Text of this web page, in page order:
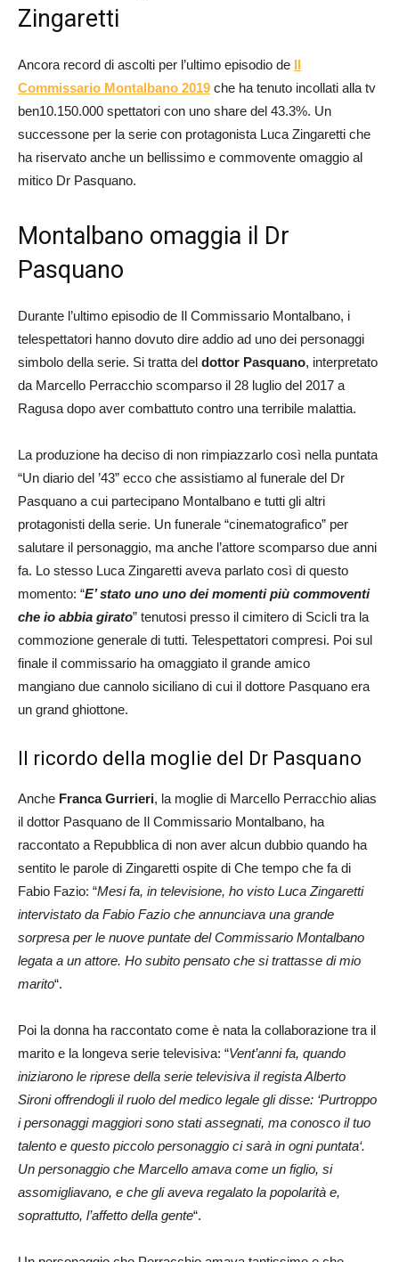
Zingaretti
Ancora record di ascolti per l’ultimo episodio de Il
Commissario Montalbano 2019 che ha tenuto incollati alla tv
ben10.150.000 spettatori con uno share del 43.3%. Un
successone per la serie con protagonista Luca Zingaretti che
ha riservato anche un bellissimo e commovente omaggio al
mitico Dr Pasquano.
Montalbano omaggia il Dr
Pasquano
Durante l’ultimo episodio de Il Commissario Montalbano, i
telespettatori hanno dovuto dire addio ad uno dei personaggi
simbolo della serie. Si tratta del dottor Pasquano, interpretato
da Marcello Perracchio scomparso il 28 luglio del 2017 a
Ragusa dopo aver combattuto contro una terribile malattia.
La produzione ha deciso di non rimpiazzarlo così nella puntata
“Un diario del ’43” ecco che assistiamo al funerale del Dr
Pasquano a cui partecipano Montalbano e tutti gli altri
protagonisti della serie. Un funerale “cinematografico” per
salutare il personaggio, ma anche l’attore scomparso due anni
fa. Lo stesso Luca Zingaretti aveva parlato così di questo
momento: “E’ stato uno uno dei momenti più commoventi
che io abbia girato” tenutosi presso il cimitero di Scicli tra la
commozione generale di tutti. Telespettatori compresi. Poi sul
finale il commissario ha omaggiato il grande amico
mangiano due cannolo siciliano di cui il dottore Pasquano era
un grand ghiottone.
Il ricordo della moglie del Dr Pasquano
Anche Franca Gurrieri, la moglie di Marcello Perracchio alias
il dottor Pasquano de Il Commissario Montalbano, ha
raccontato a Repubblica di non aver alcun dubbio quando ha
sentito le parole di Zingaretti ospite di Che tempo che fa di
Fabio Fazio: “Mesi fa, in televisione, ho visto Luca Zingaretti
intervistato da Fabio Fazio che annunciava una grande
sorpresa per le nuove puntate del Commissario Montalbano
legata a un attore. Ho subito pensato che si trattasse di mio
marito“.
Poi la donna ha raccontato come è nata la collaborazione tra il
marito e la longeva serie televisiva: “Vent’anni fa, quando
iniziarono le riprese della serie televisiva il regista Alberto
Sironi offrendogli il ruolo del medico legale gli disse: ‘Purtroppo
i personaggi maggiori sono stati assegnati, ma conosco il tuo
talento e questo piccolo personaggio ci sarà in ogni puntata‘.
Un personaggio che Marcello amava come un figlio, si
assomigliavano, e che gli aveva regalato la popolarità e,
soprattutto, l’affetto della gente“.